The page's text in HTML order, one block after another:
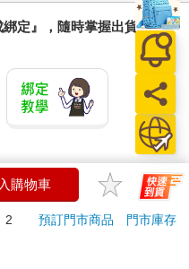
定』，隨時掌握出貨動
如接獲電話要求您前往
受騙上當！
購物車
2 預訂門市商品
門市庫存